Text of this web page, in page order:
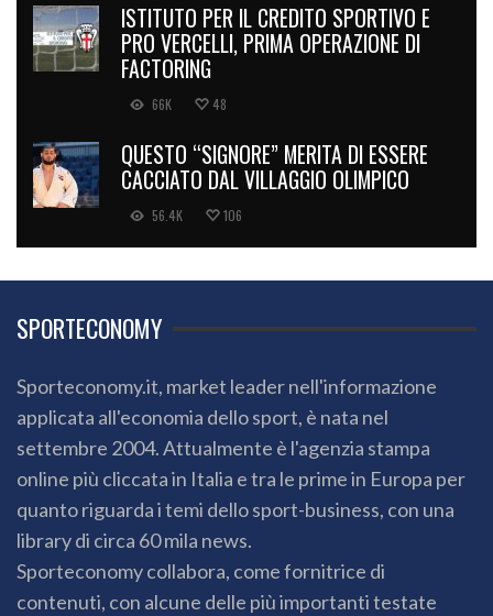
ISTITUTO PER IL CREDITO SPORTIVO E
PRO VERCELLI, PRIMA OPERAZIONE DI
FACTORING
66K 48
QUESTO “SIGNORE” MERITA DI ESSERE
CACCIATO DAL VILLAGGIO OLIMPICO
56.4K 106
SPORTECONOMY
Sporteconomy.it, market leader nell'informazione
applicata all'economia dello sport, è nata nel
settembre 2004. Attualmente è l'agenzia stampa
online più cliccata in Italia e tra le prime in Europa per
quanto riguarda i temi dello sport-business, con una
library di circa 60 mila news.
Sporteconomy collabora, come fornitrice di
contenuti, con alcune delle più importanti testate